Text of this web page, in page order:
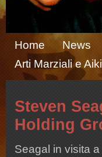
Home News
Arti Marziali e
Steven
Holding
Seagal in visita